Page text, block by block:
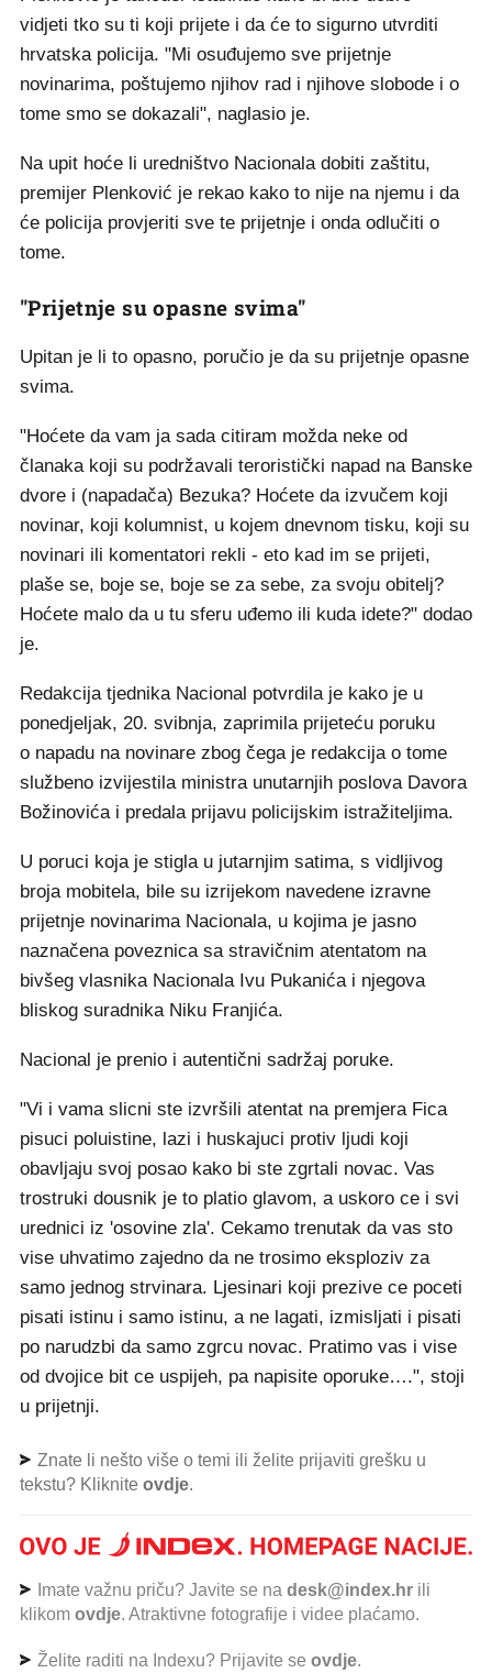
vidjeti tko su ti koji prijete i da će to sigurno utvrditi
hrvatska policija. "Mi osuđujemo sve prijetnje
novinarima, poštujemo njihov rad i njihove slobode i o
tome smo se dokazali", naglasio je.
Na upit hoće li uredništvo Nacionala dobiti zaštitu,
premijer Plenković je rekao kako to nije na njemu i da
će policija provjeriti sve te prijetnje i onda odlučiti o
tome.
"Prijetnje su opasne svima"
Upitan je li to opasno, poručio je da su prijetnje opasne
svima.
"Hoćete da vam ja sada citiram možda neke od
članaka koji su podržavali teroristički napad na Banske
dvore i (napadača) Bezuka? Hoćete da izvučem koji
novinar, koji kolumnist, u kojem dnevnom tisku, koji su
novinari ili komentatori rekli - eto kad im se prijeti,
plaše se, boje se, boje se za sebe, za svoju obitelj?
Hoćete malo da u tu sferu uđemo ili kuda idete?" dodao
je.
Redakcija tjednika Nacional potvrdila je kako je u
ponedjeljak, 20. svibnja, zaprimila prijeteću poruku
o napadu na novinare zbog čega je redakcija o tome
službeno izvijestila ministra unutarnjih poslova Davora
Božinovića i predala prijavu policijskim istražiteljima.
U poruci koja je stigla u jutarnjim satima, s vidljivog
broja mobitela, bile su izrijekom navedene izravne
prijetnje novinarima Nacionala, u kojima je jasno
naznačena poveznica sa stravičnim atentatom na
bivšeg vlasnika Nacionala Ivu Pukanića i njegova
bliskog suradnika Niku Franjića.
Nacional je prenio i autentični sadržaj poruke.
"Vi i vama slicni ste izvršili atentat na premjera Fica
pisuci poluistine, lazi i huskajuci protiv ljudi koji
obavljaju svoj posao kako bi ste zgrtali novac. Vas
trostruki dousnik je to platio glavom, a uskoro ce i svi
urednici iz 'osovine zla'. Cekamo trenutak da vas sto
vise uhvatimo zajedno da ne trosimo eksploziv za
samo jednog strvinara. Ljesinari koji prezive ce poceti
pisati istinu i samo istinu, a ne lagati, izmisljati i pisati
po narudzbi da samo zgrcu novac. Pratimo vas i vise
od dvojice bit ce uspijeh, pa napisite oporuke….", stoji
u prijetnji.
Znate li nešto više o temi ili želite prijaviti grešku u
tekstu? Kliknite ovdje.
Imate važnu priču? Javite se na desk@index.hr ili
klikom ovdje. Atraktivne fotografije i videe plaćamo.
Želite raditi na Indexu? Prijavite se ovdje.